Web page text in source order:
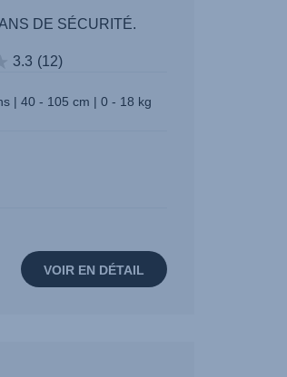
DE SÉCURITÉ.
3.3 (12)
| 40 - 105 cm | 0 - 18 kg
VOIR EN DÉTAIL